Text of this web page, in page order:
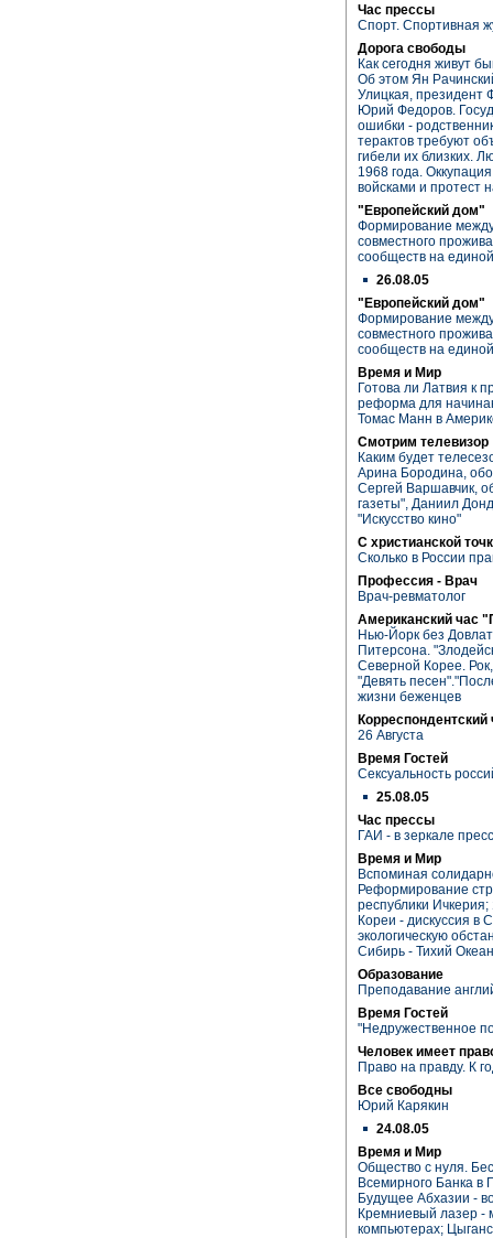
Час прессы
Спорт. Cпортивная
Дорога свободы
Как сегодня живут
Об этом Ян
Улицкая, президент
Юрий Федоров.
ошибки -
терактов требуют
гибели их близких.
1968 года.
войсками и протест
"Европейский дом"
Формирование
совместного
сообществ на
26.08.05
"Европейский дом"
Формирование
совместного
сообществ на
Время и Мир
Готова ли Латвия к
реформа для
Томас Манн в
Смотрим телевизор
Каким будет
Арина Бородина,
Сергей Варшавчик,
газеты", Даниил
"Искусство кино"
С христианской
Сколько в России
Профессия - Врач
Врач-ревматолог
Американский час
Нью-Йорк без
Питерсона.
Северной Корее.
"Девять
жизни беженцев
Корреспондентский
26 Августа
Время Гостей
Сексуальность
25.08.05
Час прессы
ГАИ - в зеркале
Время и Мир
Вспоминая
Реформирование
республики
Кореи - дискуссия в
экологическую
Сибирь - Тихий
Образование
Преподавание
Время Гостей
"Недружественное
Человек имеет
Право на правду. К
Все свободны
Юрий Карякин
24.08.05
Время и Мир
Общество с нуля.
Всемирного Банка в
Будущее Абхазии -
Кремниевый лазер -
компьютерах;